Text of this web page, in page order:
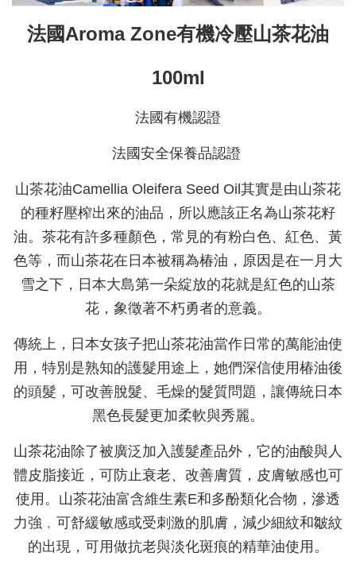
法國Aroma Zone有機冷壓山茶花油
100ml
法國有機認證
法國安全保養品認證
山茶花油Camellia Oleifera Seed Oil其實是由山茶花
的種籽壓榨出來的油品，所以應該正名為山茶花籽
油。茶花有許多種顏色，常見的有粉白色、紅色、黃
色等，而山茶花在日本被稱為椿油，原因是在一月大
雪之下，日本大島第一朵綻放的花就是紅色的山茶
花，象徵著不朽勇者的意義。
傳統上，日本女孩子把山茶花油當作日常的萬能油使
用，特別是熟知的護髮用途上，她們深信使用椿油後
的頭髮，可改善脫髮、毛燥的髮質問題，讓傳統日本
黑色長髮更加柔軟與秀麗。
山茶花油除了被廣泛加入護髮產品外，它的油酸與人
體皮脂接近，可防止衰老、改善膚質，皮膚敏感也可
使用。山茶花油富含維生素E和多酚類化合物，滲透
力強﹐可舒緩敏感或受刺激的肌膚，減少細紋和皺紋
的出現，可用做抗老與淡化斑痕的精華油使用。